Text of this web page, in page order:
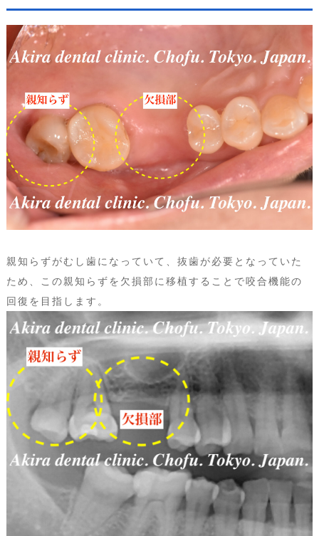
親知らずがむし歯になっていて、抜歯が必要となっていた
ため、この親知らずを欠損部に移植することで咬合機能の
回復を目指します。